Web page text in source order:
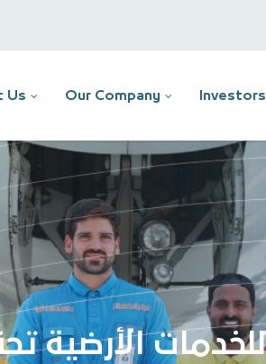
Us Our Company Investors